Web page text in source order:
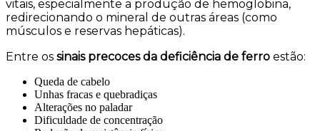
vitais, especialmente a produção de hemoglobina,
redirecionando o mineral de outras áreas (como
músculos e reservas hepáticas).
Entre os sinais precoces da deficiência de ferro estão:
Queda de cabelo
Unhas fracas e quebradiças
Alterações no paladar
Dificuldade de concentração